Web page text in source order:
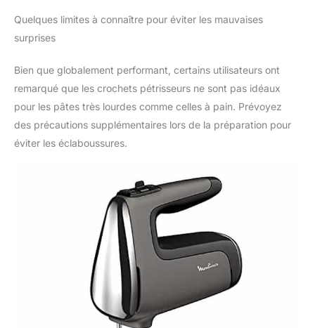
Quelques limites à connaître pour éviter les mauvaises
surprises
Bien que globalement performant, certains utilisateurs ont
remarqué que les crochets pétrisseurs ne sont pas idéaux
pour les pâtes très lourdes comme celles à pain. Prévoyez
des précautions supplémentaires lors de la préparation pour
éviter les éclaboussures.